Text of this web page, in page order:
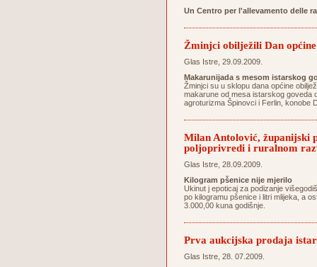
Un Centro per l'allevamento delle
Žminjci obilježili Dan općine
Glas Istre, 29.09.2009.
Makarunijada s mesom istarskog
Žminjci su u sklopu dana općine
makarune od mesa istarskog goveda
agroturizma Špinovci i Ferlin, konobe
Milan Antolović, županijski
poljoprivredi i ruralnom
Glas Istre, 28.09.2009.
Kilogram pšenice nije mjerilo
Ukinut j epoticaj za podizanje
po kilogramu pšenice i litri mlijeka, a
3.000,00 kuna godišnje.
Prva aukcijska prodaja
Glas Istre, 28. 07.2009.